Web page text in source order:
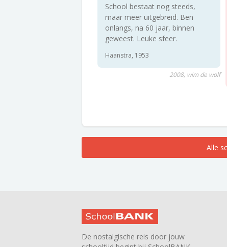
School bestaat nog steeds,
maar meer uitgebreid. Ben
onlangs, na 60 jaar, binnen
geweest. Leuke sfeer.
Haanstra, 1953
2008, wim de wolf
Alle
De nostalgische reis door jouw